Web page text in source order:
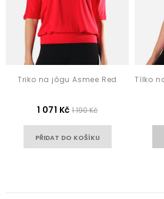
Triko na jógu Asmee Red
1 071 Kč 1 190 Kč
PŘIDAT DO KOŠÍKU